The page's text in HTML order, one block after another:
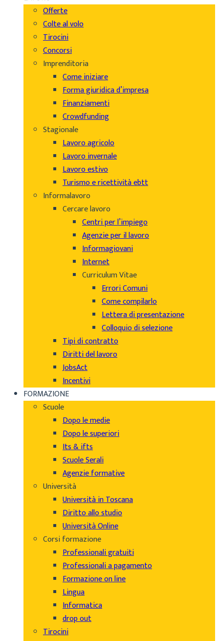
Offerte
Colte al volo
Tirocini
Concorsi
Imprenditoria
Come iniziare
Forma giuridica d’impresa
Finanziamenti
Crowdfunding
Stagionale
Lavoro agricolo
Lavoro invernale
Lavoro estivo
Turismo e ricettività ebtt
Informalavoro
Cercare lavoro
Centri per l’impiego
Agenzie per il lavoro
Informagiovani
Internet
Curriculum Vitae
Errori Comuni
Come compilarlo
Lettera di presentazione
Colloquio di selezione
Tipi di contratto
Diritti del lavoro
JobsAct
Incentivi
FORMAZIONE
Scuole
Dopo le medie
Dopo le superiori
Its & ifts
Scuole Serali
Agenzie formative
Università
Università in Toscana
Diritto allo studio
Università Online
Corsi formazione
Professionali gratuiti
Professionali a pagamento
Formazione on line
Lingua
Informatica
drop out
Tirocini